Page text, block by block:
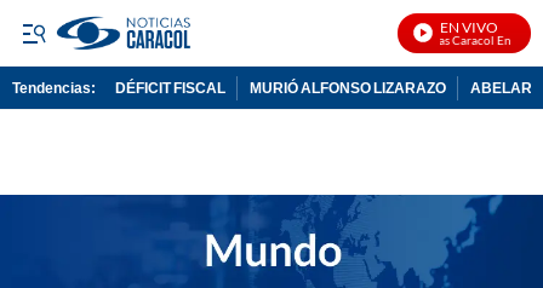
EN VIVO
Noticias Caracol En Vivo
Tendencias: DÉFICIT FISCAL MURIÓ ALFONSO LIZARAZO